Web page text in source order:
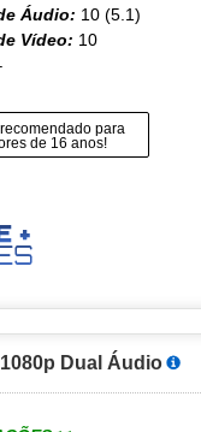
Áudio: 10 (5.1)
Vídeo: 10
para
de 16 anos!
Dual Áudio